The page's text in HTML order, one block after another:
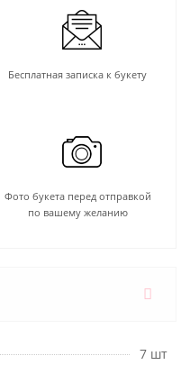
Бесплатная записка к букету
Фото букета перед отправкой
по вашему желанию
7 шт